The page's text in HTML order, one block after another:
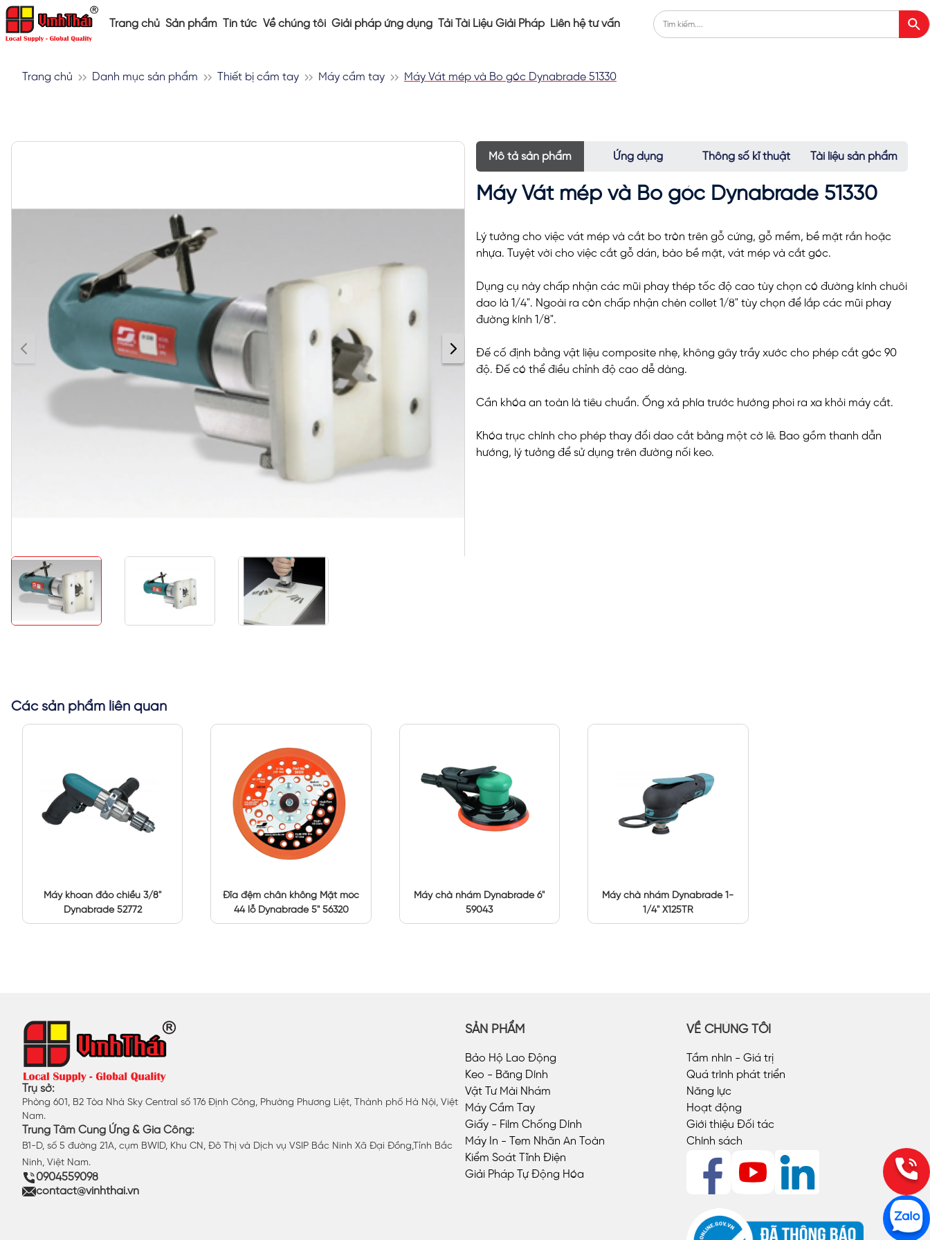
Trang chủ Sản phẩm Tin tức Về chúng tôi Giải pháp ứng dụng Tải Tài Liệu Giải Pháp Liên hệ tư vấn
Trang chủ Danh mục sản phẩm Thiết bị cầm tay Máy cầm tay Máy Vát mép và Bo góc Dynabrade 51330
Mô tả sản phẩm Ứng dụng Thông số kĩ thuật Tài liệu sản phẩm
Máy Vát mép và Bo góc Dynabrade 51330
Lý tưởng cho việc vát mép và cắt bo tròn trên gỗ cứng, gỗ mềm, bề mặt rắn hoặc
nhựa. Tuyệt vời cho việc cắt gỗ dán, bào bề mặt, vát mép và cắt góc.
Dụng cụ này chấp nhận các mũi phay thép tốc độ cao tùy chọn có đường kính chuôi
dao là 1/4". Ngoài ra còn chấp nhận chèn collet 1/8" tùy chọn để lắp các mũi phay
đường kính 1/8".
Đế cố định bằng vật liệu composite nhẹ, không gây trầy xước cho phép cắt góc 90
độ. Đế có thể điều chỉnh độ cao dễ dàng.
Cần khóa an toàn là tiêu chuẩn. Ống xả phía trước hướng phoi ra xa khỏi máy cắt.
Khóa trục chính cho phép thay đổi dao cắt bằng một cờ lê. Bao gồm thanh dẫn
hướng, lý tưởng để sử dụng trên đường nối keo.
Các sản phẩm liên quan
Máy khoan đảo chiều 3/8"
Dynabrade 52772
Đĩa đệm chân không Mặt móc
44 lỗ Dynabrade 5" 56320
Máy chà nhám Dynabrade 6"
59043
Máy chà nhám Dynabrade 1-
1/4" X125TR
Trụ sở:
Phòng 601, B2 Tòa Nhà Sky Central số 176 Định Công, Phường Phương Liệt, Thành phố Hà Nội, Việt
Nam.
Trung Tâm Cung Ứng & Gia Công:
B1-D, số 5 đường 21A, cụm BWID, Khu CN, Đô Thị và Dịch vụ VSIP Bắc Ninh Xã Đại Đồng,Tỉnh Bắc
Ninh, Việt Nam.
0904559098
contact@vinhthai.vn
SẢN PHẨM
Bảo Hộ Lao Động
Keo - Băng Dính
Vật Tư Mài Nhám
Máy Cầm Tay
Giấy - Film Chống Dính
Máy In - Tem Nhãn An Toàn
Kiểm Soát Tĩnh Điện
Giải Pháp Tự Động Hóa
VỀ CHÚNG TÔI
Tầm nhìn - Giá trị
Quá trình phát triển
Năng lực
Hoạt động
Giới thiệu Đối tác
Chính sách